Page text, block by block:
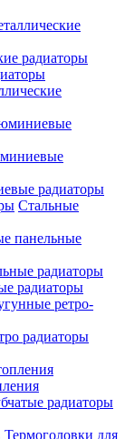
радиаторы
радиаторы
Стальные
панельные
радиаторы
радиаторы
ретро-
радиаторы
радиаторы
Термоголовки для